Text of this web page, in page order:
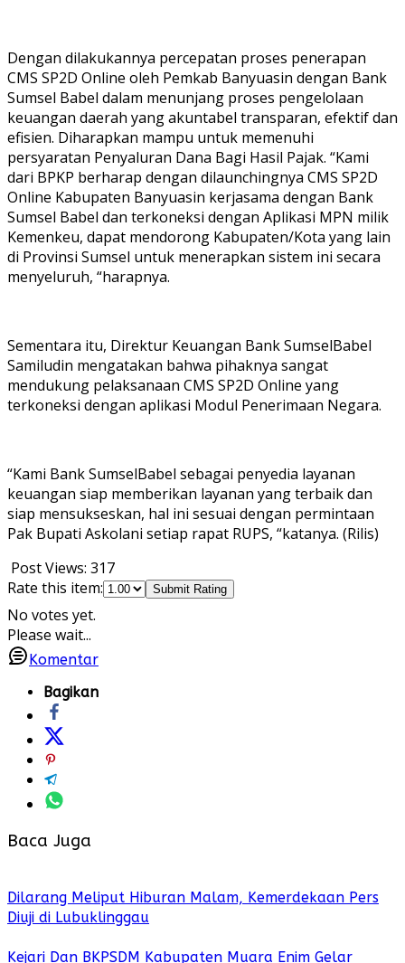
Dengan dilakukannya percepatan proses penerapan
CMS SP2D Online oleh Pemkab Banyuasin dengan Bank
Sumsel Babel dalam menunjang proses pengelolaan
keuangan daerah yang akuntabel transparan, efektif dan
efisien. Diharapkan mampu untuk memenuhi
persyaratan Penyaluran Dana Bagi Hasil Pajak. “Kami
dari BPKP berharap dengan dilaunchingnya CMS SP2D
Online Kabupaten Banyuasin kerjasama dengan Bank
Sumsel Babel dan terkoneksi dengan Aplikasi MPN milik
Kemenkeu, dapat mendorong Kabupaten/Kota yang lain
di Provinsi Sumsel untuk menerapkan sistem ini secara
menyeluruh, “harapnya.
Sementara itu, Direktur Keuangan Bank SumselBabel
Samiludin mengatakan bahwa pihaknya sangat
mendukung pelaksanaan CMS SP2D Online yang
terkoneksi dengan aplikasi Modul Penerimaan Negara.
“Kami Bank SumselBabel sebagai penyedia layanan
keuangan siap memberikan layanan yang terbaik dan
siap mensukseskan, hal ini sesuai dengan permintaan
Pak Bupati Askolani setiap rapat RUPS, “katanya. (Rilis)
Post Views: 317
Rate this item:
Submit Rating
No votes yet.
Please wait...
Komentar
Bagikan
Baca Juga
Dilarang Meliput Hiburan Malam, Kemerdekaan Pers
Diuji di Lubuklinggau
Kejari Dan BKPSDM Kabupaten Muara Enim Gelar